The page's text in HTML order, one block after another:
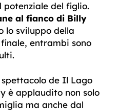
potenziale del figlio.
al fianco di Billy
lo sviluppo della
entrambi sono
de Il Lago
è applaudito non solo
ma anche dal